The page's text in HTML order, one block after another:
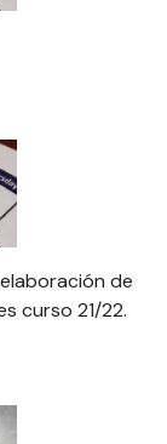
de
curso 21/22.